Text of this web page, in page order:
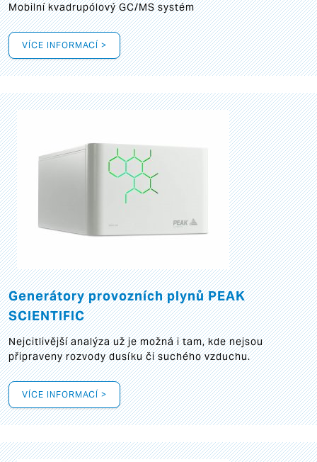
Mobilní kvadrupólový GC/MS systém
VÍCE INFORMACÍ >
Generátory provozních plynů PEAK
SCIENTIFIC
Nejcitlivější analýza už je možná i tam, kde nejsou
připraveny rozvody dusíku či suchého vzduchu.
VÍCE INFORMACÍ >